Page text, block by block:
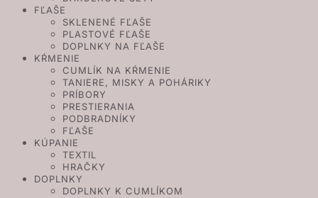
FĽAŠE
SKLENENÉ FĽAŠE
PLASTOVÉ FĽAŠE
DOPLNKY NA FĽAŠE
KŔMENIE
CUMLÍK NA KŔMENIE
TANIERE, MISKY A POHÁRIKY
PRÍBORY
PRESTIERANIA
PODBRADNÍKY
FĽAŠE
KÚPANIE
TEXTIL
HRAČKY
DOPLNKY
DOPLNKY K CUMLÍKOM